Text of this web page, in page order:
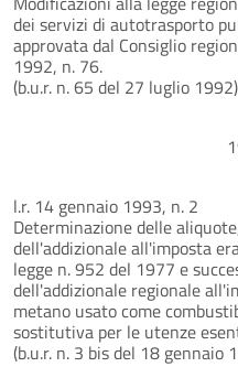
dei servizi di autotrasporto
approvata dal Consiglio
1992, n. 76.
(b.u.r. n. 65 del 27 luglio 1992)
l.r. 14 gennaio 1993, n. 2
Determinazione delle
dell'addizionale all'imposta
legge n. 952 del 1977 e
dell'addizionale regionale
metano usato come
sostitutiva per le utenze
(b.u.r. n. 3 bis del 18 gennaio